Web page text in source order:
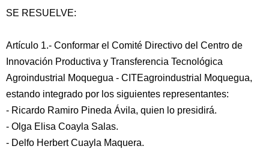
SE RESUELVE:
Artículo 1.- Conformar el Comité Directivo del Centro de
Innovación Productiva y Transferencia Tecnológica
Agroindustrial Moquegua - CITEagroindustrial Moquegua,
estando integrado por los siguientes representantes:
- Ricardo Ramiro Pineda Ávila, quien lo presidirá.
- Olga Elisa Coayla Salas.
- Delfo Herbert Cuayla Maquera.